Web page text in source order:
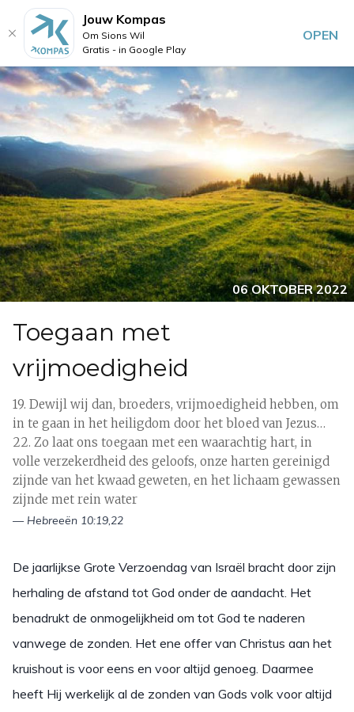
06 OKTOBER 2022
Toegaan met
vrijmoedigheid
19. Dewijl wij dan, broeders, vrijmoedigheid hebben, om
in te gaan in het heiligdom door het bloed van Jezus…
22. Zo laat ons toegaan met een waarachtig hart, in
volle verzekerdheid des geloofs, onze harten gereinigd
zijnde van het kwaad geweten, en het lichaam gewassen
zijnde met rein water
— Hebreeën 10:19,22
De jaarlijkse Grote Verzoendag van Israël bracht door zijn
herhaling de afstand tot God onder de aandacht. Het
benadrukt de onmogelijkheid om tot God te naderen
vanwege de zonden. Het ene offer van Christus aan het
kruishout is voor eens en voor altijd genoeg. Daarmee
heeft Hij werkelijk al de zonden van Gods volk voor altijd
Jouw Kompas
Om Sions Wil
Gratis - in Google Play
OPEN